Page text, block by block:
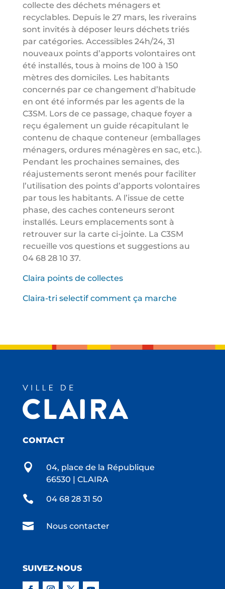
collecte des déchets ménagers et
recyclables. Depuis le 27 mars, les riverains
sont invités à déposer leurs déchets triés
par catégories. Accessibles 24h/24, 31
nouveaux points d’apports volontaires ont
été installés, tous à moins de 100 à 150
mètres des domiciles. Les habitants
concernés par ce changement d’habitude
en ont été informés par les agents de la
C3SM. Lors de ce passage, chaque foyer a
reçu également un guide récapitulant le
contenu de chaque conteneur (emballages
ménagers, ordures ménagères en sac, etc.).
Pendant les prochaines semaines, des
réajustements seront menés pour faciliter
l’utilisation des points d’apports volontaires
par tous les habitants. A l’issue de cette
phase, des caches conteneurs seront
installés. Leurs emplacements sont à
retrouver sur la carte ci-jointe. La C3SM
recueille vos questions et suggestions au
04 68 28 10 37.
Claira points de collectes
Claira-tri selectif comment ça marche
CONTACT

04, place de la République
66530 | CLAIRA
 04 68 28 31 50
 Nous contacter
SUIVEZ-NOUS